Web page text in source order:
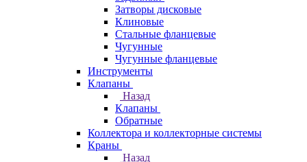
Затворы дисковые
Клиновые
Стальные фланцевые
Чугунные
Чугунные фланцевые
Инструменты
Клапаны
Назад
Клапаны
Обратные
Коллектора и коллекторные системы
Краны
Назад